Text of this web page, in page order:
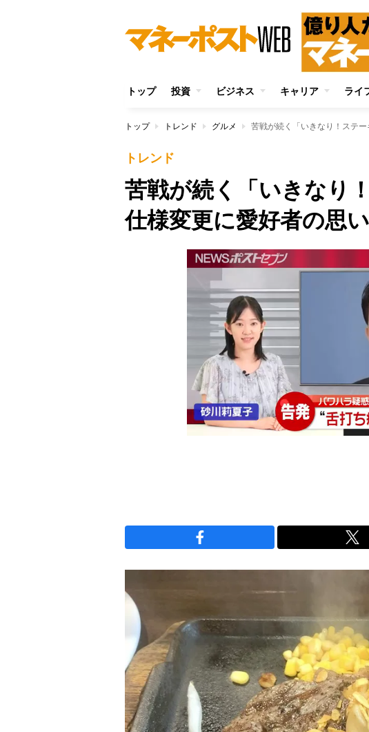
トップ 投資 ビジネス キャリア ライ
トップ トレンド グルメ 苦戦が続く「いきなり！ステ
トレンド
苦戦が続く「いきなり
仕様変更に愛好者の思